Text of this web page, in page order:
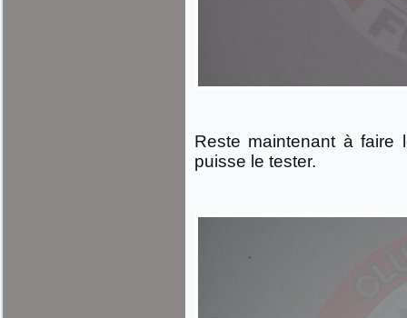
Reste maintenant à faire
puisse le tester.